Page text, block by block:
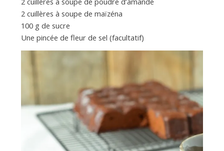
2 cuillères à soupe de maïzéna
100 g de sucre
Une pincée de fleur de sel (facultatif)